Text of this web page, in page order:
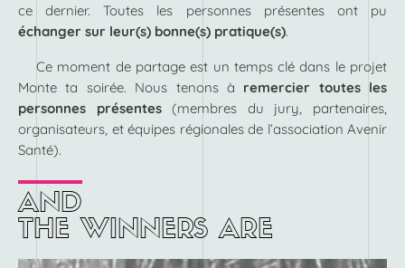
ce dernier. Toutes les personnes présentes ont pu
échanger sur leur(s) bonne(s) pratique(s).
Ce moment de partage est un temps clé dans le projet
Monte ta soirée. Nous tenons à remercier toutes les
personnes présentes(membres du jury, partenaires,
organisateurs, et équipes régionales de l’association Avenir
Santé).
AND
THE WINNERS ARE